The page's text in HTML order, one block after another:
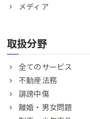
メディア
取扱分野
全てのサービス
不動産法務
誹謗中傷
離婚・男女問題